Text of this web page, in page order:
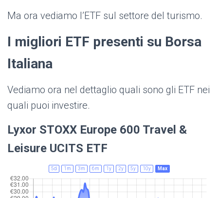
Ma ora vediamo l’ETF sul settore del turismo.
I migliori ETF presenti su Borsa
Italiana
Vediamo ora nel dettaglio quali sono gli ETF nei
quali puoi investire.
Lyxor STOXX Europe 600 Travel &
Leisure UCITS ETF
5d 1m 3m 6m 1y 2y 5y 10y Max